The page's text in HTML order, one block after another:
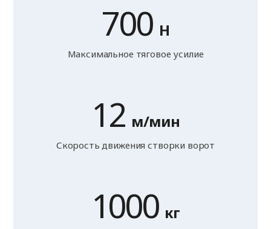
700 Н
Максимальное тяговое усилие
12 м/мин
Скорость движения створки ворот
1000 кг